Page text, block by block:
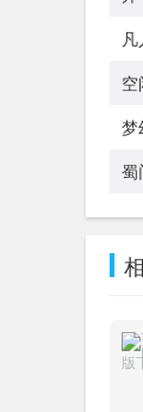
梦
蜀